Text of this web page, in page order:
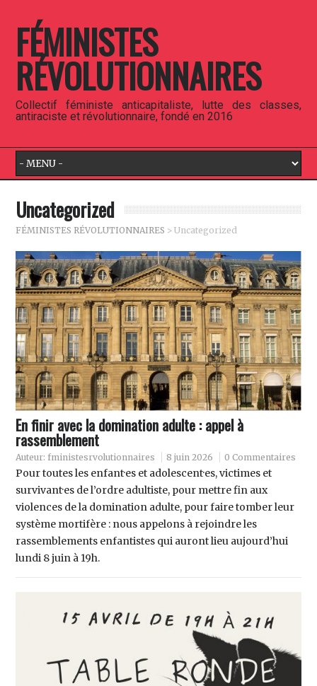
FÉMINISTES
RÉVOLUTIONNAIRES
Collectif féministe anticapitaliste, lutte des classes,
antiraciste et révolutionnaire, fondé en 2016
Uncategorized
FÉMINISTES RÉVOLUTIONNAIRES >Uncategorized
En finir avec la domination adulte : appel à
rassemblement
Auteur: fministesrvolutionnaires 8 juin 2026 0 Commentaires
Pour toutes les enfant·es et adolescent·es, victimes et
survivant·es de l’ordre adultiste, pour mettre fin aux
violences de la domination adulte, pour faire tomber leur
système mortifère : nous appelons à rejoindre les
rassemblements enfantistes qui auront lieu aujourd’hui
lundi 8 juin à 19h.